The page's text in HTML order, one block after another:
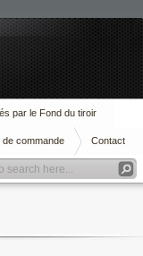
par le Fond du tiroir
de commande Contact